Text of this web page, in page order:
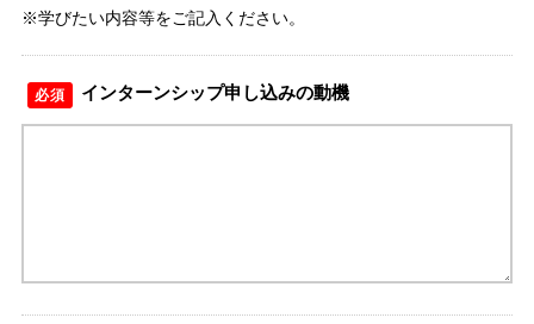
※学びたい内容等をご記入ください。
インターンシップ申し込みの動機
必須